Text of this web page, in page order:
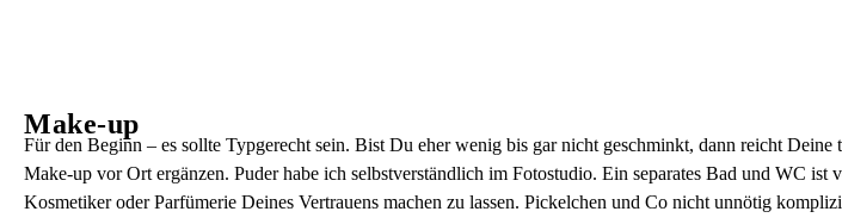
Make-up
Für den Beginn – es sollte Typgerecht sein. Bist Du eher wenig bis gar nicht geschminkt, dann reicht
Make-up vor Ort ergänzen. Puder habe ich selbstverständlich im Fotostudio. Ein separates Bad und WC
Kosmetiker oder Parfümerie Deines Vertrauens machen zu lassen. Pickelchen und Co nicht unnötig